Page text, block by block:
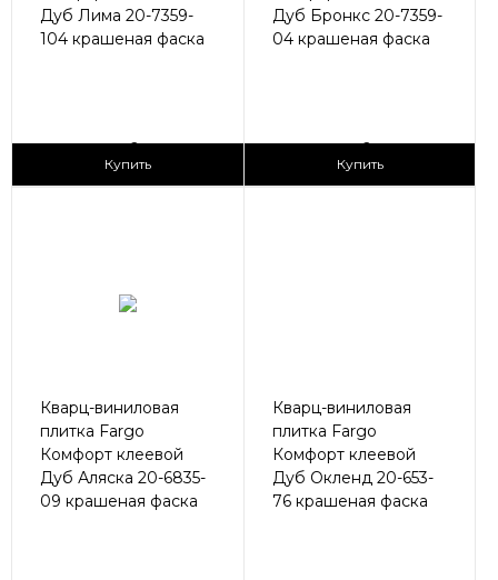
Дуб Лима 20-7359-
104 крашеная фаска
2
Купить
Дуб Бронкс 20-7359-
04 крашеная фаска
2
Купить
Кварц-виниловая
плитка Fargo
Комфорт клеевой
Дуб Аляска 20-6835-
09 крашеная фаска
Кварц-виниловая
плитка Fargo
Комфорт клеевой
Дуб Окленд 20-653-
76 крашеная фаска